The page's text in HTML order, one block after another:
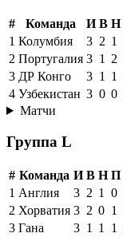
# Команда И В Н
1 Колумбия 3 2 1
2 Португалия 3 1 2
3 ДР Конго 3 1 1
4 Узбекистан 3 0 0
Матчи
Группа L
# Команда И В Н П
1 Англия 3 2 1 0
2 Хорватия 3 2 0 1
3 Гана 3 1 1 1